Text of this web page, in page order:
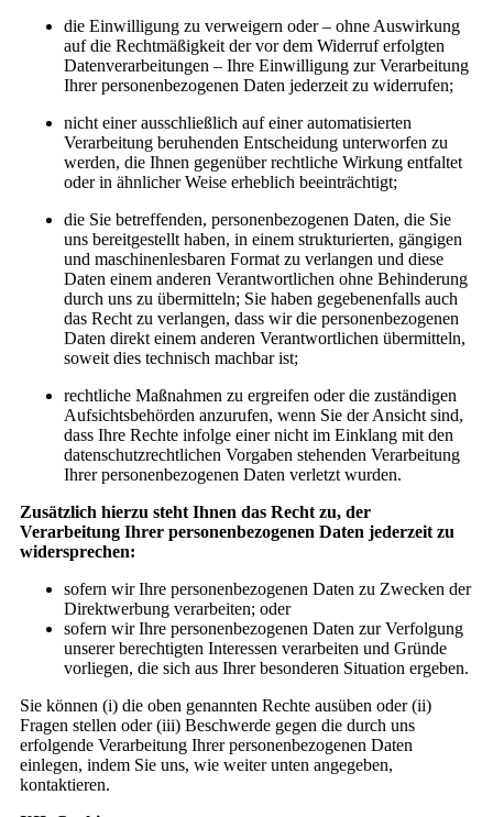
die Einwilligung zu verweigern oder – ohne Auswirkung
auf die Rechtmäßigkeit der vor dem Widerruf erfolgten
Datenverarbeitungen – Ihre Einwilligung zur Verarbeitung
Ihrer personenbezogenen Daten jederzeit zu widerrufen;
nicht einer ausschließlich auf einer automatisierten
Verarbeitung beruhenden Entscheidung unterworfen zu
werden, die Ihnen gegenüber rechtliche Wirkung entfaltet
oder in ähnlicher Weise erheblich beeinträchtigt;
die Sie betreffenden, personenbezogenen Daten, die Sie
uns bereitgestellt haben, in einem strukturierten, gängigen
und maschinenlesbaren Format zu verlangen und diese
Daten einem anderen Verantwortlichen ohne Behinderung
durch uns zu übermitteln; Sie haben gegebenenfalls auch
das Recht zu verlangen, dass wir die personenbezogenen
Daten direkt einem anderen Verantwortlichen übermitteln,
soweit dies technisch machbar ist;
rechtliche Maßnahmen zu ergreifen oder die zuständigen
Aufsichtsbehörden anzurufen, wenn Sie der Ansicht sind,
dass Ihre Rechte infolge einer nicht im Einklang mit den
datenschutzrechtlichen Vorgaben stehenden Verarbeitung
Ihrer personenbezogenen Daten verletzt wurden.
Zusätzlich hierzu steht Ihnen das Recht zu, der
Verarbeitung Ihrer personenbezogenen Daten jederzeit zu
widersprechen:
sofern wir Ihre personenbezogenen Daten zu Zwecken der
Direktwerbung verarbeiten; oder
sofern wir Ihre personenbezogenen Daten zur Verfolgung
unserer berechtigten Interessen verarbeiten und Gründe
vorliegen, die sich aus Ihrer besonderen Situation ergeben.
Sie können (i) die oben genannten Rechte ausüben oder (ii)
Fragen stellen oder (iii) Beschwerde gegen die durch uns
erfolgende Verarbeitung Ihrer personenbezogenen Daten
einlegen, indem Sie uns, wie weiter unten angegeben,
kontaktieren.